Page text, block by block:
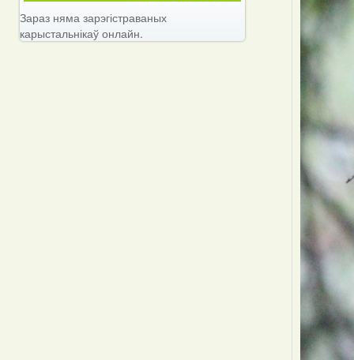
Зараз няма зарэгістраваных
карыстальнікаў онлайн.